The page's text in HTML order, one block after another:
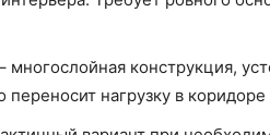
конструкция,
нагрузку в